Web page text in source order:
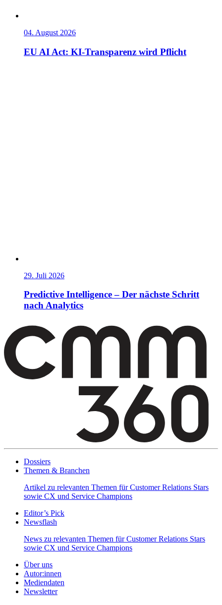
04. August 2026
EU AI Act: KI-Transparenz wird Pflicht
29. Juli 2026
Predictive Intelligence – Der nächste Schritt
nach Analytics
Dossiers
Themen & Branchen
Artikel zu relevanten Themen für Customer Relations Stars
sowie CX und Service Champions
Editor’s Pick
Newsflash
News zu relevanten Themen für Customer Relations Stars
sowie CX und Service Champions
Über uns
Autor:innen
Mediendaten
Newsletter